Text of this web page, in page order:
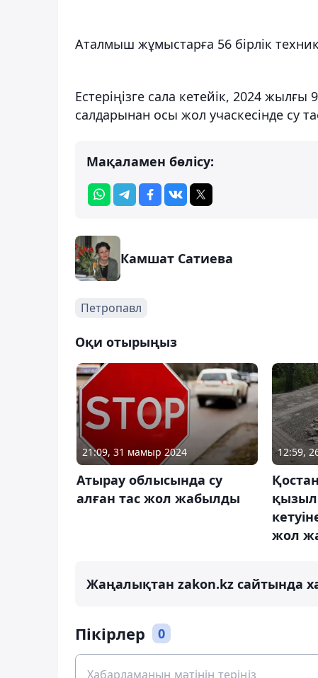
Аталмыш жұмыстарға 56 бірлік
Естеріңізге сала кетейік, 2024 жылғы
салдарынан осы жол учаскесінде су
Мақаламен бөлісу:
Камшат Сатиева
Петропавл
Оқи отырыңыз
21:09, 31 мамыр 2024
Атырау облысында су
алған тас жол жабылды
12:59,
жол
Жаңалықтан zakon.kz сайтында
Пікірлер 0